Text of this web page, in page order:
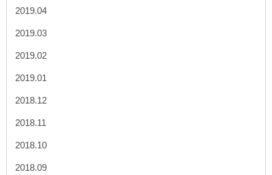
2019.04
2019.03
2019.02
2019.01
2018.12
2018.11
2018.10
2018.09